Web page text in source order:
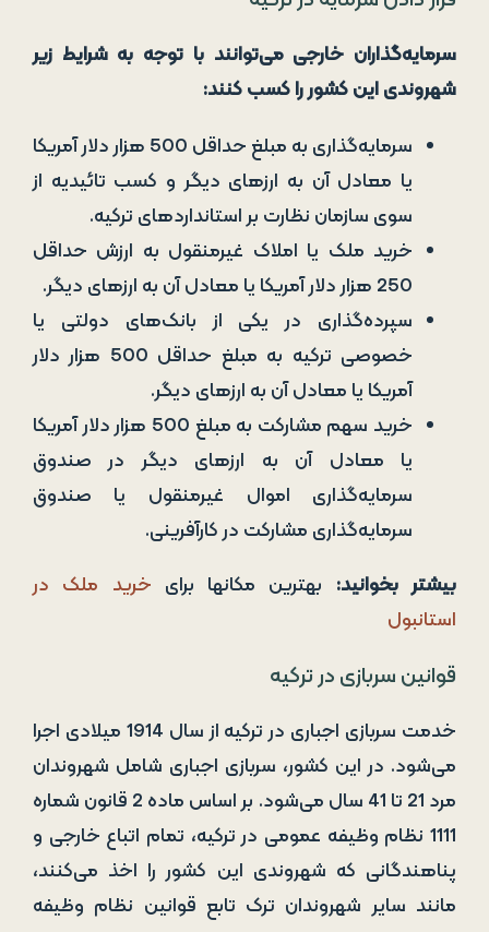
سرمایه‌گذاران خارجی می‌توانند با توجه به شرایط زیر
شهروندی این کشور را کسب کنند:
سرمایه‌گذاری به مبلغ حداقل 500 هزار دلار آمریکا
یا معادل آن به ارزهای دیگر و کسب تائیدیه از
سوی سازمان نظارت بر استانداردهای ترکیه.
خرید ملک یا املاک غیرمنقول به ارزش حداقل
250 هزار دلار آمریکا یا معادل آن به ارزهای دیگر.
سپرده‌گذاری در یکی از بانک‌های دولتی یا
خصوصی ترکیه به مبلغ حداقل 500 هزار دلار
آمریکا یا معادل آن به ارزهای دیگر.
خرید سهم مشارکت به مبلغ 500 هزار دلار آمریکا
یا معادل آن به ارزهای دیگر در صندوق
سرمایه‌گذاری اموال غیرمنقول یا صندوق
سرمایه‌گذاری مشارکت در کارآفرینی.
بیشتر بخوانید: بهترین مکانها برای خرید ملک در
استانبول
قوانین سربازی در ترکیه
خدمت سربازی اجباری در ترکیه از سال 1914 میلادی اجرا
می‌شود. در این کشور، سربازی اجباری شامل شهروندان
مرد 21 تا 41 سال می‌شود. بر اساس ماده 2 قانون شماره
1111 نظام وظیفه عمومی در ترکیه، تمام اتباع خارجی و
پناهندگانی که شهروندی این کشور را اخذ می‌کنند،
مانند سایر شهروندان ترک تابع قوانین نظام وظیفه